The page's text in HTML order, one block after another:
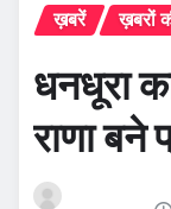
ख़बरें ख़बरों
धनधूरा
राणा बने